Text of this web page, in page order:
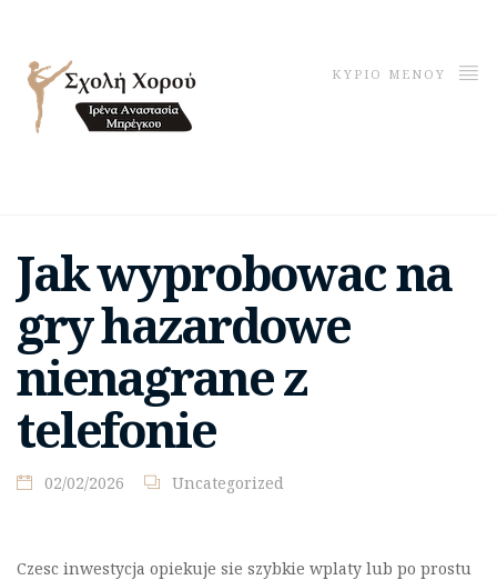
ΚΥΡΙΟ ΜΕΝΟΥ
Jak wyprobowac na
gry hazardowe
nienagrane z
telefonie
02/02/2026 Uncategorized
Czesc inwestycja opiekuje sie szybkie wplaty lub po prostu